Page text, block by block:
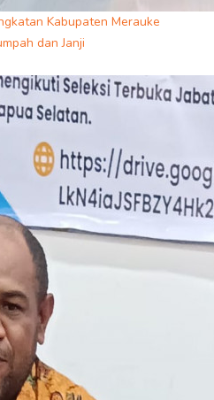
Kabupaten Merauke
dan Janji